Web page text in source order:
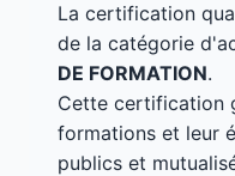
La certification
de la catégorie
DE FORMATION.
Cette certification
formations et leur
publics et